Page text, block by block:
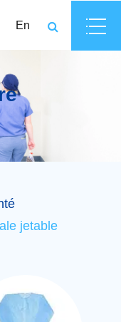
En
jetable